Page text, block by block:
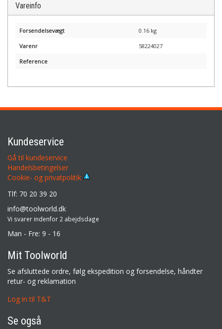
Vareinfo
Forsendelsevægt 0.16 kg
Varenr 58224027
Reference
Kundeservice
Gå til kundeservice
Handelsbetingelser
Cookie- og privatpolitik
Tlf: 70 20 39 20
info@toolworld.dk
Vi svarer indenfor 2 abejdsdage
Man - Fre: 9 - 16
Mit Toolworld
Se afsluttede ordre, følg ekspedition og forsendelse, håndter
retur- og reklamation
Log in til T&T
Se også